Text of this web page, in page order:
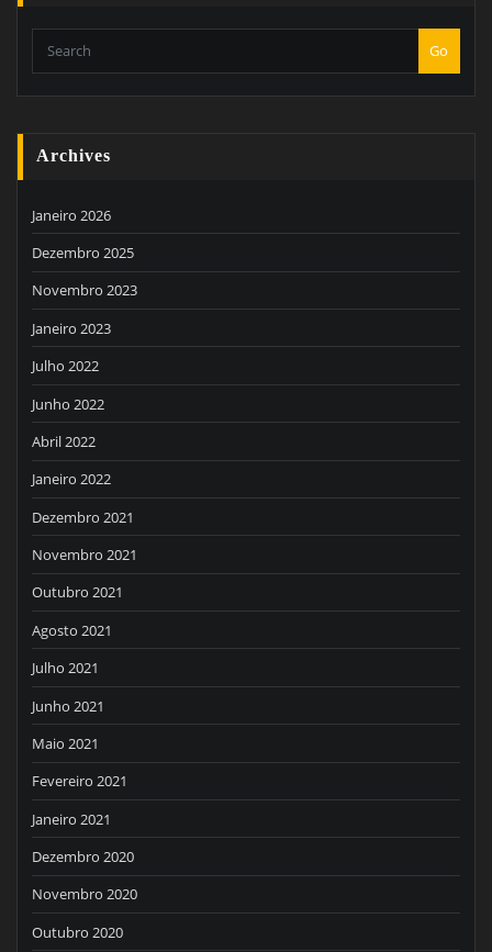
Go
Archives
Janeiro 2026
Dezembro 2025
Novembro 2023
Janeiro 2023
Julho 2022
Junho 2022
Abril 2022
Janeiro 2022
Dezembro 2021
Novembro 2021
Outubro 2021
Agosto 2021
Julho 2021
Junho 2021
Maio 2021
Fevereiro 2021
Janeiro 2021
Dezembro 2020
Novembro 2020
Outubro 2020